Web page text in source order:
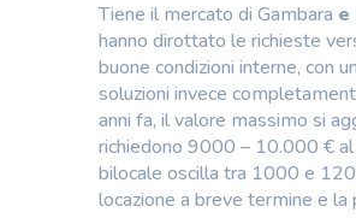
Tiene il mercato di Gambara e
hanno dirottato le richieste
buone condizioni interne, con
soluzioni invece
anni fa, il valore massimo si
richiedono 9000 – 10.000 € al
bilocale oscilla tra 1000 e
locazione a breve termine e la